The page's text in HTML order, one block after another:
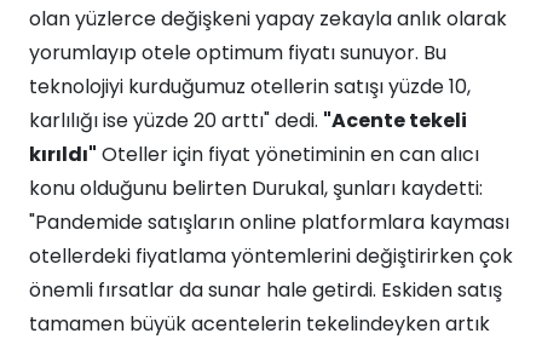
olan yüzlerce değişkeni yapay zekayla anlık olarak
yorumlayıp otele optimum fiyatı sunuyor. Bu
teknolojiyi kurduğumuz otellerin satışı yüzde 10,
karlılığı ise yüzde 20 arttı" dedi. "Acente tekeli
kırıldı" Oteller için fiyat yönetiminin en can alıcı
konu olduğunu belirten Durukal, şunları kaydetti:
"Pandemide satışların online platformlara kayması
otellerdeki fiyatlama yöntemlerini değiştirirken çok
önemli fırsatlar da sunar hale getirdi. Eskiden satış
tamamen büyük acentelerin tekelindeyken artık